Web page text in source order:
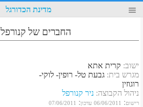
מדינת הכדורגל
החברים של קנורפל
ישוב: קרית אתא
מגרש בית: גבעת טל- רופין- לוקי-
רוגוזין
ניהול הקבוצה: ניר קנורפל
רישום:
06/06/2011 עדכון:
07/06/2011